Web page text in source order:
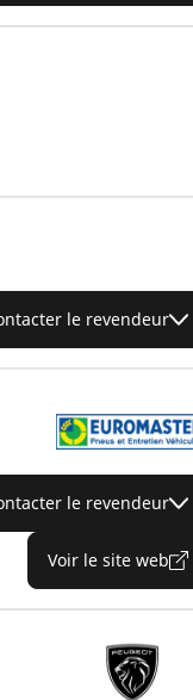
le revendeur
le revendeur
Voir le site web